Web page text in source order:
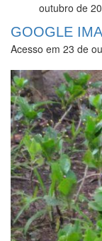
outubro de
GOOGLE
Acesso em 23 de